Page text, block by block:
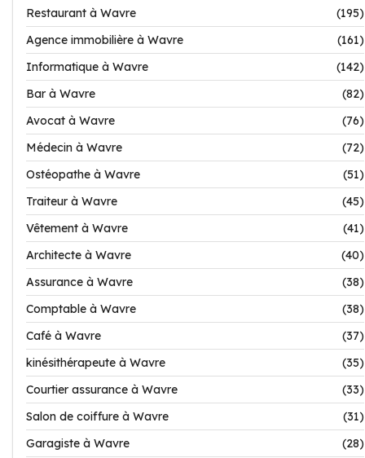
Restaurant à Wavre
(195)
Agence immobilière à Wavre
(161)
Informatique à Wavre
(142)
Bar à Wavre
(82)
Avocat à Wavre
(76)
Médecin à Wavre
(72)
Ostéopathe à Wavre
(51)
Traiteur à Wavre
(45)
Vêtement à Wavre
(41)
Architecte à Wavre
(40)
Assurance à Wavre
(38)
Comptable à Wavre
(38)
Café à Wavre
(37)
kinésithérapeute à Wavre
(35)
Courtier assurance à Wavre
(33)
Salon de coiffure à Wavre
(31)
Garagiste à Wavre
(28)